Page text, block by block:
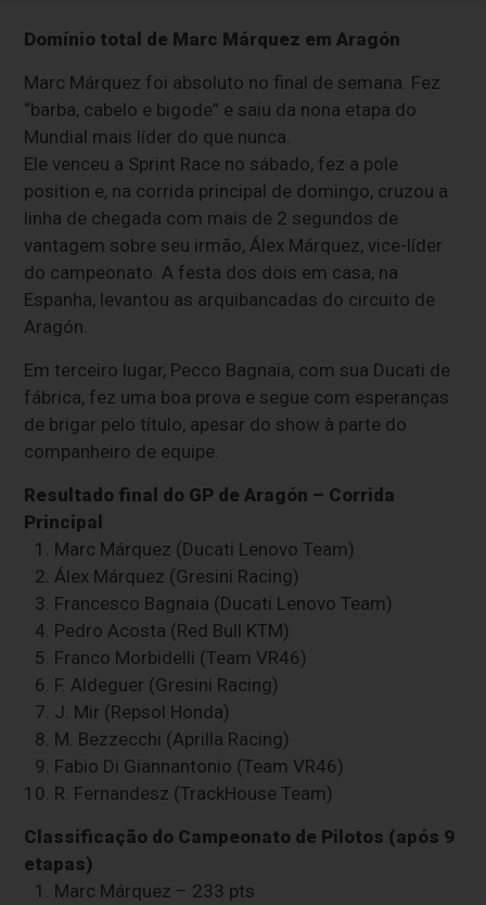
Domínio total de Marc Márquez em Aragón
Marc Márquez foi absoluto no final de semana. Fez
“barba, cabelo e bigode” e saiu da nona etapa do
Mundial mais líder do que nunca.
Ele venceu a Sprint Race no sábado, fez a pole
position e, na corrida principal de domingo, cruzou a
linha de chegada com mais de 2 segundos de
vantagem sobre seu irmão, Álex Márquez, vice-líder
do campeonato. A festa dos dois em casa, na
Espanha, levantou as arquibancadas do circuito de
Aragón.
Em terceiro lugar, Pecco Bagnaia, com sua Ducati de
fábrica, fez uma boa prova e segue com esperanças
de brigar pelo título, apesar do show à parte do
companheiro de equipe.
Resultado final do GP de Aragón – Corrida
Principal
1.⁠ ⁠Marc Márquez (Ducati Lenovo Team)
2.⁠ ⁠Álex Márquez (Gresini Racing)
3.⁠ ⁠Francesco Bagnaia (Ducati Lenovo Team)
4.⁠ ⁠Pedro Acosta (Red Bull KTM)
5.⁠ ⁠Franco Morbidelli (Team VR46)
6.⁠ ⁠F. Aldeguer (Gresini Racing)
7.⁠ ⁠J. Mir (Repsol Honda)
8.⁠ ⁠M. Bezzecchi (Aprilla Racing)
9.⁠ ⁠Fabio Di Giannantonio (Team VR46)
10.⁠ ⁠R. Fernandesz (TrackHouse Team)
Classificação do Campeonato de Pilotos (após 9
etapas)
1.⁠ ⁠Marc Márquez – 233 pts